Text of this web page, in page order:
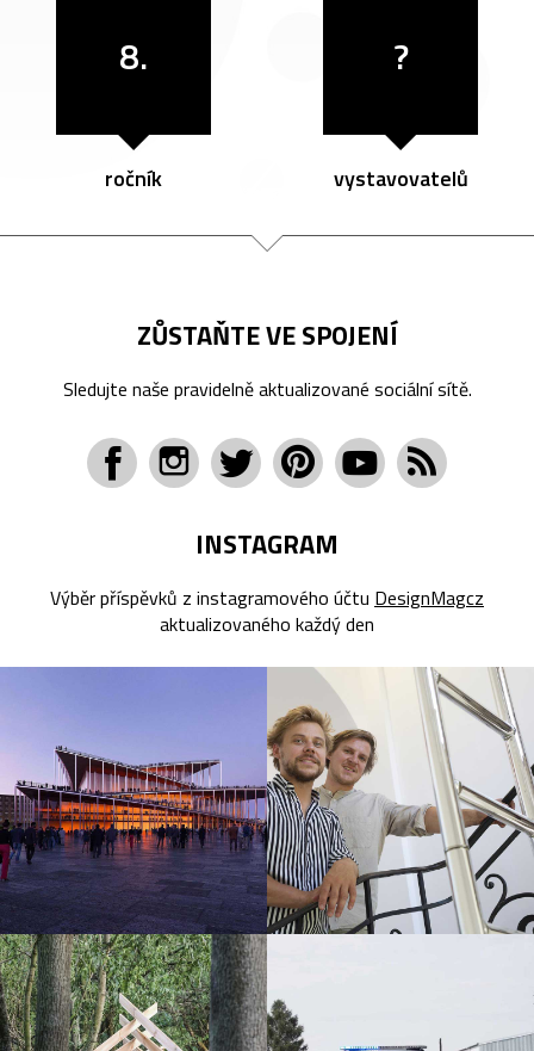
8.
ročník
?
vystavovatelů
ZŮSTAŇTE VE SPOJENÍ
Sledujte naše pravidelně aktualizované sociální sítě.
INSTAGRAM
Výběr příspěvků z instagramového účtu DesignMagcz
aktualizovaného každý den